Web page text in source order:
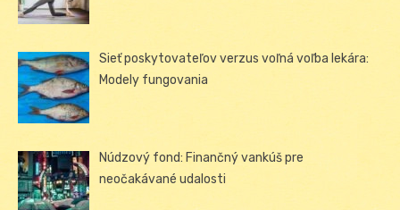
Sieť poskytovateľov verzus voľná voľba lekára:
Modely fungovania
Núdzový fond: Finančný vankúš pre
neočakávané udalosti